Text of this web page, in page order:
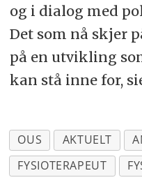
og i dialog med
Det som nå skjer
på en utvikling
kan stå inne for,
OUS AKTUELT
FYSIOTERAPEUT